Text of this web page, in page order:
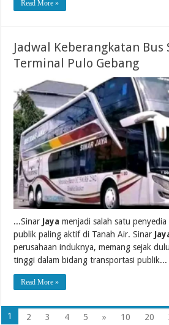
Read More »
Jadwal Keberangkatan Bus
Terminal Pulo Gebang
...Sinar Jaya menjadi salah satu
publik paling aktif di Tanah Air. Sinar
perusahaan induknya, memang sejak
tinggi dalam bidang transportasi publik...
Read More »
1 2 3 4 5 » 10 20